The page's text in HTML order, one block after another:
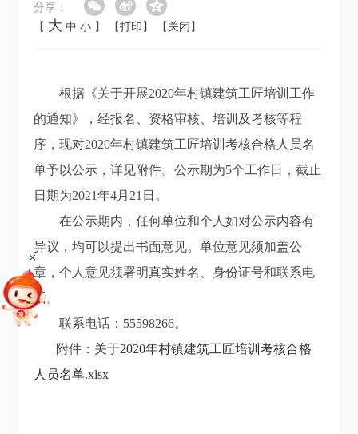
分享：
【 大 中 小 】 【打印】 【关闭】
根据《关于开展2020年村镇建筑工匠培训工作
的通知》，经报名、资格审核、培训及考核等程
序，现对2020年村镇建筑工匠培训考核合格人员名
单予以公示，详见附件。公示期为5个工作日，截止
日期为2021年4月21日。
在公示期内，任何单位和个人如对公示内容有
异议，均可以提出书面意见。单位意见须加盖公
章，个人意见须署明真实姓名、身份证号和联系电
话。
联系电话：55598266。
附件： 关于2020年村镇建筑工匠培训考核合格
人员名单.xlsx
+